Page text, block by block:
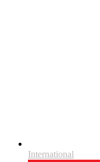
International